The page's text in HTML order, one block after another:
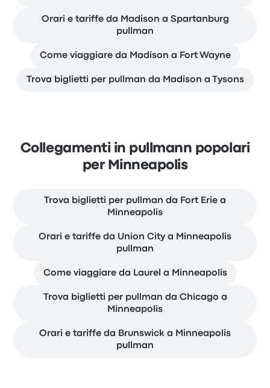
Orari e tariffe da Madison a Spartanburg
pullman
Come viaggiare da Madison a Fort Wayne
Trova biglietti per pullman da Madison a Tysons
Collegamenti in pullmann popolari
per Minneapolis
Trova biglietti per pullman da Fort Erie a
Minneapolis
Orari e tariffe da Union City a Minneapolis
pullman
Come viaggiare da Laurel a Minneapolis
Trova biglietti per pullman da Chicago a
Minneapolis
Orari e tariffe da Brunswick a Minneapolis
pullman